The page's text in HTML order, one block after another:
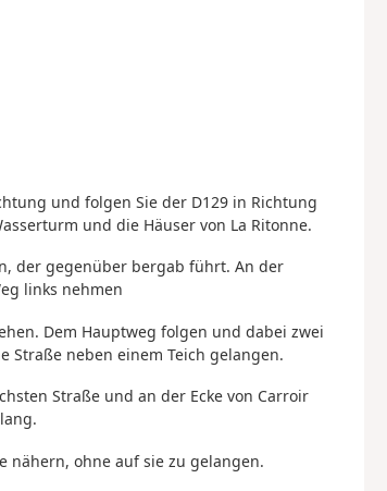
und folgen Sie der D129 in Richtung
und die Häuser von La Ritonne.
der gegenüber bergab führt. An der
links nehmen
Dem Hauptweg folgen und dabei zwei
Straße neben einem Teich gelangen.
Straße und an der Ecke von Carroir
nähern, ohne auf sie zu gelangen.